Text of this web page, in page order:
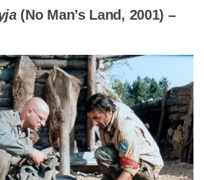
(No Man’s Land, 2001) –